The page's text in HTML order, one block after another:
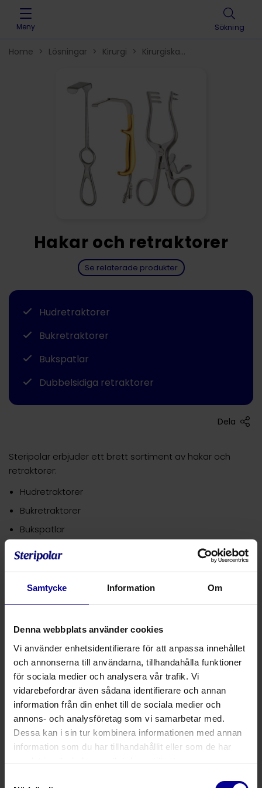
Samtycke Information Om
Denna webbplats använder cookies
Vi använder enhetsidentifierare för att anpassa innehållet
och annonserna till användarna, tillhandahålla funktioner
för sociala medier och analysera vår trafik. Vi
vidarebefordrar även sådana identifierare och annan
information från din enhet till de sociala medier och
annons- och analysföretag som vi samarbetar med.
Dessa kan i sin tur kombinera informationen med annan
information som du har tillhandahållit eller som de har
samlat in när du har använt deras tjänster.
Skip to content
Meny Sökning
Home > Lösningar > Kirurgi > Kirurgiska
Steripolar erbjuder ett brett sortiment av hakar och
retraktorer:
Hudretraktorer
Bukretraktorer
Bukspatlar
Dubbelsidiga retraktorer
Se produktkatalog för komplett sortiment.
Kontakta oss för mer information och för att beställa.
Steripolar erbjuder ett omfattande sortiment med över
10 000 högkvalitativa kirurgiska instrument – sortimentet
inkluderar kirurgiska saxar, tänger, nålförare, retraktorer
och andra väsentliga kirurgiska instrument samt
specialinstrument. Våra instrument har 10 års garanti.
Alla våra kirurgiska instrument:
Har utvecklats både mekaniskt och produkttekniskt
för att uppfylla kirurgens behov
Hög, permanent kvalitet och konsekventa designer
Tillverkas av Medicon i Tyskland enligt standarder för
Hakar och retraktorer
Se relaterade produkter
Hudretraktorer
Bukretraktorer
Bukspatlar
Dubbelsidiga retraktorer
Dela